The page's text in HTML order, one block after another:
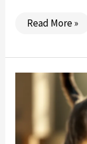
Mon
:
est-
Read More »